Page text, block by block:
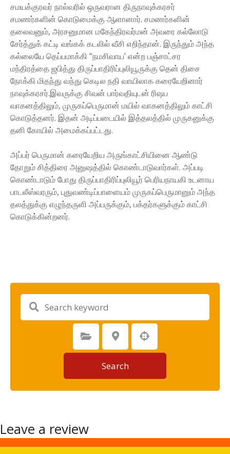
சமயக்குரவர் நால்வரில் ஒருவரான திருநாவுக்கரசர்
சமணர்களின் கொடுமைக்கு ஆளானார். சமணர்களின்
தலைவனும், அரசனுமான மகேந்திரவர்மன் அவரை கல்லோடு
சேர்த்துக் கட்டி வங்கக் கடலில் வீசி எறிந்தான். இருந்தும் அந்த
கல்லையே தெப்பமாக்கி “நமசிவாய’ என்ற பஞ்சாட்சர
மந்திரத்தை ஜபித்து திருப்பாதிரிப்புலியூருக்கு தென் திசை
நோக்கி மிதந்து வந்து கெடில நதி வாயிலாக கரையேறினார்
நாவுக்கரசர்.இவருக்கு சிவன் பார்வதியுடன் ரிஷப
வாகனத்திலும், முருகப்பெருமான் மயில் வாகனத்திலும் காட்சி
கொடுத்தனர். இதன் அடிப்படையில் இத்தலத்தில் முருகனுக்கு
தனி கோயில் அமைக்கப்பட்டது.
அப்பர் பெருமான் கரையேறிய அருங்காட்சியினை ஆண்டு
தோறும் சித்திரை அனுஷத்தில் கொண்டாடுவார்கள். அப்படி
கொண்டாடும் போது திருப்பாதிரிப்புலியூர் பெரியநாயகி உடனாய
பாடலீஸ்வரரும், புதுவண்டிப்பாளையம் முருகப்பெருமானும் அந்த
தலத்துக்கு எழுந்தருளி அப்பருக்கும், பக்தர்களுக்கும் காட்சி
கொடுக்கின்றனர்.
Select Category Select Location
Search
Leave a review